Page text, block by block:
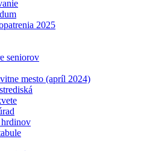
2025
seniorov
mesto (apríl 2024)
hrdinov